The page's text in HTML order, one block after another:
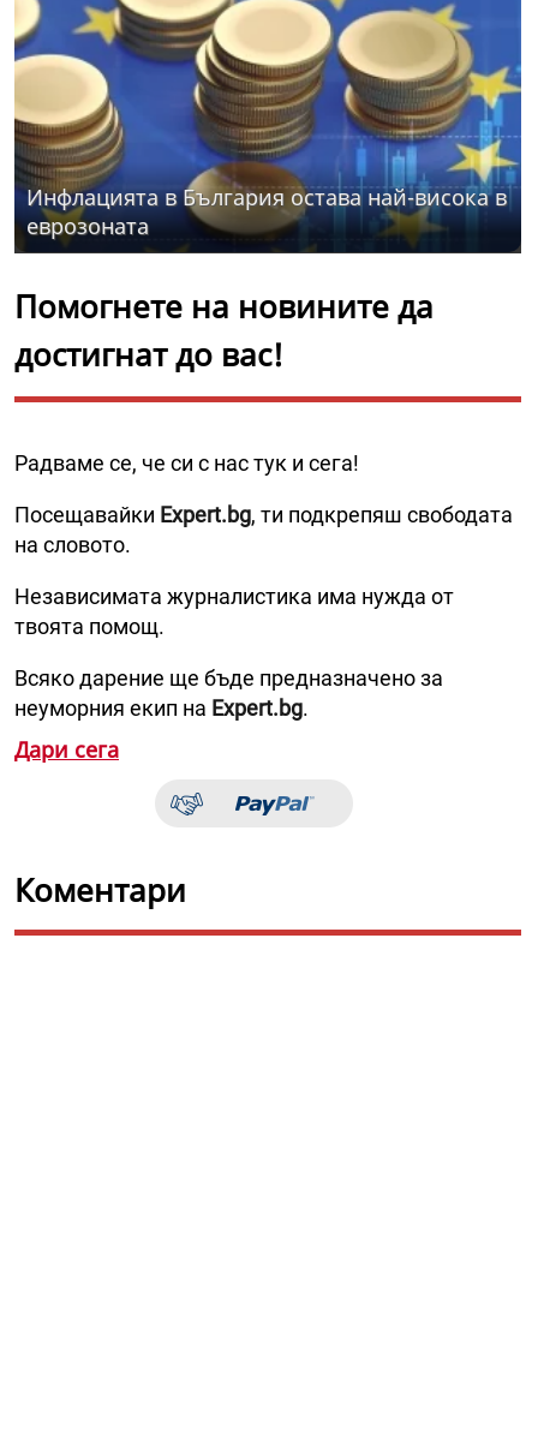
Инфлацията в България остава най-висока в
еврозоната
Помогнете на новините да
достигнат до вас!
Радваме се, че си с нас тук и сега!
Посещавайки Expert.bg, ти подкрепяш свободата
на словото.
Независимата журналистика има нужда от
твоята помощ.
Всяко дарение ще бъде предназначено за
неуморния екип на Expert.bg.
Дари сега
Коментари